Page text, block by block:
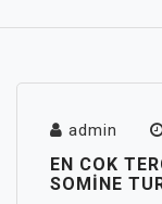
admin
EN COK
SOMINE